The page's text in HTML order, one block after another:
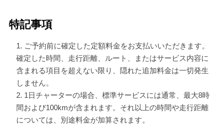
特記事項
ご予約前に確定した定額料金をお支払いいただきます。
確定した時間、走行距離、ルート、またはサービス内容に
含まれる項目を超えない限り、隠れた追加料金は一切発生
しません。
1日チャーターの場合、標準サービスには通常、最大8時
間および100kmが含まれます。それ以上の時間や走行距離
については、別途料金が加算されます。